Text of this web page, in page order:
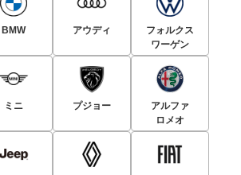
BMW アウディ
フォルクス
ワーゲン
ミニ プジョー
アルファ
ロメオ